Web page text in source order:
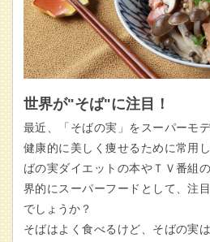
世界が"そば"に注目！
最近、「そばの実」をスーパーモ
健康的に美しく痩せるために常用
ばの実ダイエットの本やＴＶ番組
界的にスーパーフードとして、注
でしょうか？
そばはよく食べるけど、そばの実